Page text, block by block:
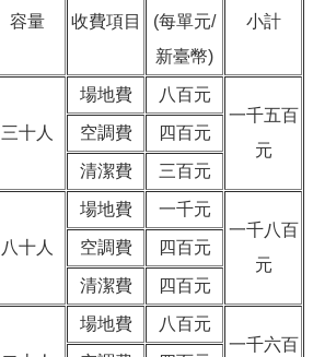
容量 收費項目
(每單元/
新臺幣)
小計
三十人
場地費
八百元
一千五百
元
空調費 四百元
清潔費 三百元
八十人
場地費
一千元
一千八百
元
空調費 四百元
清潔費 四百元
場地費
八百元
一千六百